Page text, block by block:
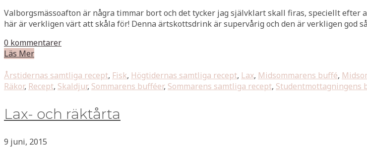
Valborgsmässoafton är några timmar bort och det tycker jag självklart skall firas, speciellt efter
här är verkligen värt att skåla för! Denna ärtskottsdrink är supervårig och den är verkligen god
0 kommentarer
Läs Mer
Årstidernas samtliga recept, Fisk, Högtidernas samtliga recept, Lax, Midsommarens buffé,
Räkor, Recept, Skaldjur, Sommarens bufféer, Sommarens samtliga recept, Studentmottagningens
Lax- och räktårta
9 juni, 2015